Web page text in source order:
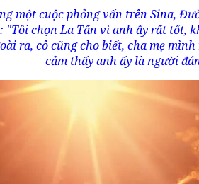
một cuộc phỏng vấn trên Sina,
"Tôi chọn La Tấn vì anh ấy rất tốt,
ra, cô cũng cho biết, cha mẹ
cảm thấy anh ấy là người